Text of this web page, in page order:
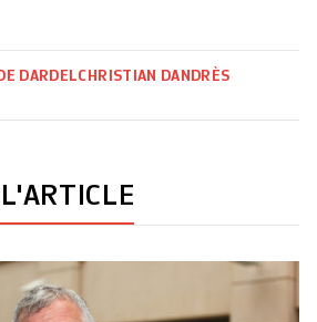
DARDELCHRISTIAN DANDRÈS